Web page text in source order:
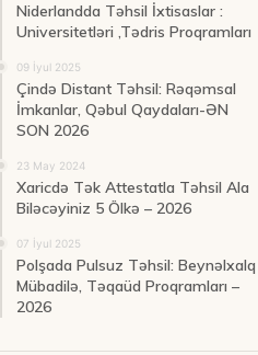
Niderlandda Təhsil İxtisaslar :
Universitetləri ,Tədris Proqramları
09 İyul 2025
Çində Distant Təhsil: Rəqəmsal
İmkanlar, Qəbul Qaydaları-ƏN
SON 2026
23 May 2024
Xaricdə Tək Attestatla Təhsil Ala
Biləcəyiniz 5 Ölkə – 2026
07 İyul 2025
Polşada Pulsuz Təhsil: Beynəlxalq
Mübadilə, Təqaüd Proqramları –
2026